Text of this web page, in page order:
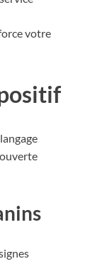
votre